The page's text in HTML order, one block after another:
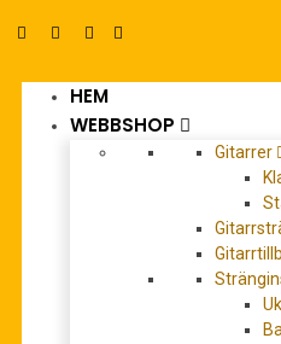
HEM
WEBBSHOP
Gitarrer